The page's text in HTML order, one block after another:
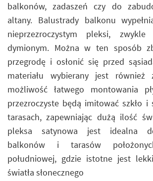
balkonów, zadaszeń czy do
altany. Balustrady balkonu
nieprzezroczystym pleksi,
dymionym. Można w ten sposób
przegrodę i osłonić się przed
materiału wybierany jest
możliwość łatwego montowania
przezroczyste będą imitować szkło i
tarasach, zapewniając dużą ilość
pleksa satynowa jest idealna
balkonów i tarasów
południowej, gdzie istotne jest
światła słonecznego